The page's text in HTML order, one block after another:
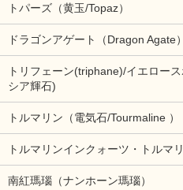
トパーズ（黄玉/Topaz）
ドラゴンアゲート（Dragon Agate）
トリフェーン(triphane)/イエロー
シア輝石)
トルマリン（電気石/Tourmaline ）
トルマリンインクォーツ・トルマ
南紅瑪瑙（ナンホーン瑪瑙）